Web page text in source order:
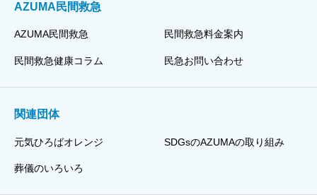
AZUMA民間救急
AZUMA民間救急 民間救急料金案内
民間救急健康コラム 民急お問い合わせ
関連団体
元気ひろばオレンジ SDGsのAZUMAの取り組み
葬儀のいろいろ